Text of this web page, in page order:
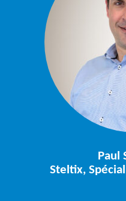
Paul
Steltix,